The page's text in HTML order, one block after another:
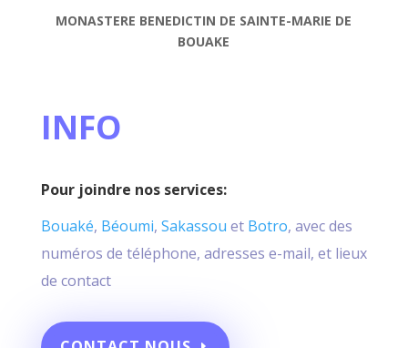
MONASTERE BENEDICTIN DE SAINTE-MARIE DE
BOUAKE
INFO
Pour joindre nos services:
Bouaké, Béoumi, Sakassou et Botro, avec des
numéros de téléphone, adresses e-mail, et lieux
de contact